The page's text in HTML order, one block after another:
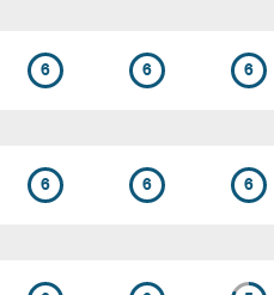
6 6 6
6 6 6